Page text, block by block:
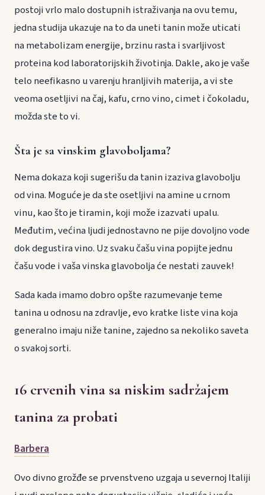
postoji vrlo malo dostupnih istraživanja na ovu temu,
jedna studija ukazuje na to da uneti tanin može uticati
na metabolizam energije, brzinu rasta i svarljivost
proteina kod laboratorijskih životinja. Dakle, ako je vaše
telo neefikasno u varenju hranljivih materija, a vi ste
veoma osetljivi na čaj, kafu, crno vino, cimet i čokoladu,
možda ste to vi.
Šta je sa vinskim glavoboljama?
Nema dokaza koji sugerišu da tanin izaziva glavobolju
od vina. Moguće je da ste osetljivi na amine u crnom
vinu, kao što je tiramin, koji može izazvati upalu.
Međutim, većina ljudi jednostavno ne pije dovoljno vode
dok degustira vino. Uz svaku čašu vina popijte jednu
čašu vode i vaša vinska glavobolja će nestati zauvek!
Sada kada imamo dobro opšte razumevanje teme
tanina u odnosu na zdravlje, evo kratke liste vina koja
generalno imaju niže tanine, zajedno sa nekoliko saveta
o svakoj sorti.
16 crvenih vina sa niskim sadržajem
tanina za probati
Barbera
Ovo divno grožđe se prvenstveno uzgaja u severnoj Italiji